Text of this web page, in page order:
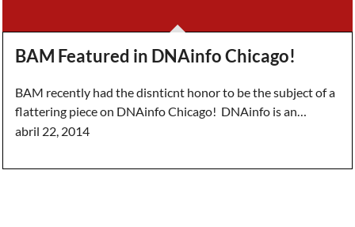
BAM Featured in DNAinfo Chicago!
BAM recently had the disnticnt honor to be the subject of a
flattering piece on DNAinfo Chicago! DNAinfo is an…
abril 22, 2014